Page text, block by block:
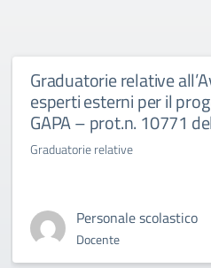
Graduatorie relative
esperti esterni per il
GAPA – prot.n. 10771
Graduatorie relative
Personale scolastico
Docente